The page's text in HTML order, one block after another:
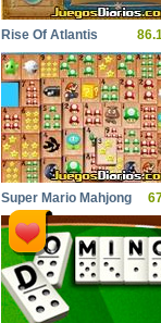
Rise Of Atlantis
Super Mario Mahjong